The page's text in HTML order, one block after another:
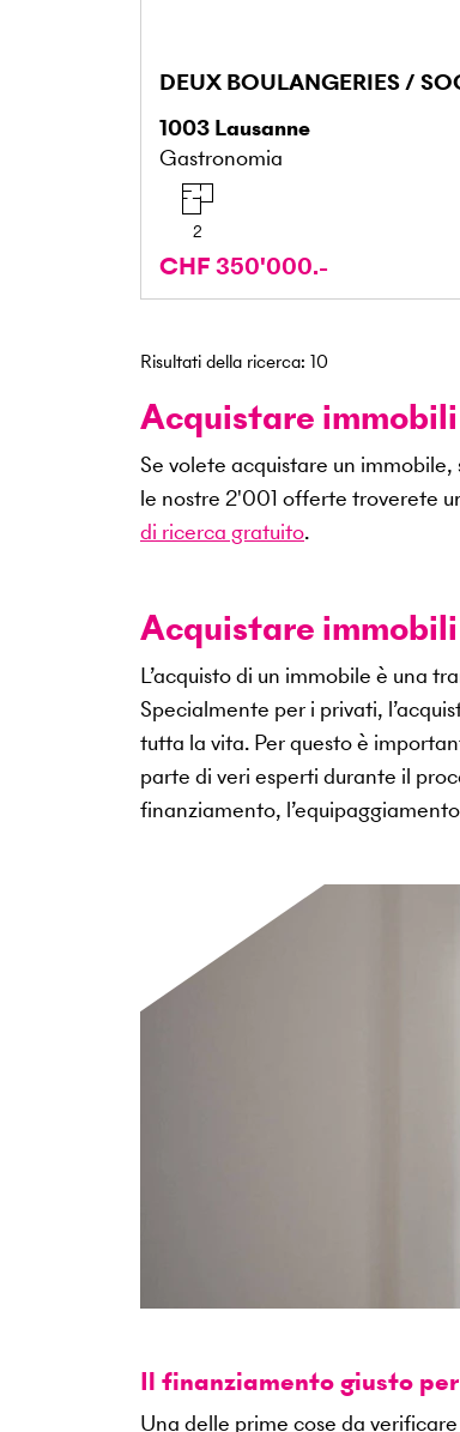
1003 Lausanne
Gastronomia
2
CHF 350'000.-
Risultati della ricerca: 10
Acquistare
Se volete acquistare un immobile,
le nostre 2'001 offerte troverete
di ricerca gratuito.
Acquistare
L’acquisto di un immobile è una
Specialmente per i privati,
tutta la vita. Per questo è
parte di veri esperti durante il
finanziamento,
Il finanziamento giusto
Una delle prime cose da